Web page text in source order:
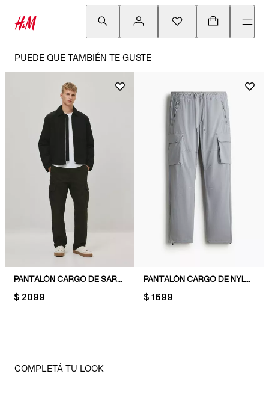
PUEDE QUE TAMBIÉN TE GUSTE
PANTALÓN CARGO DE SARGA REGULAR FIT
PRICE:
$ 2099
PANTALÓN CARGO DE NYLON REGULAR FIT
PRICE:
$ 1699
COMPLETÁ TU LOOK